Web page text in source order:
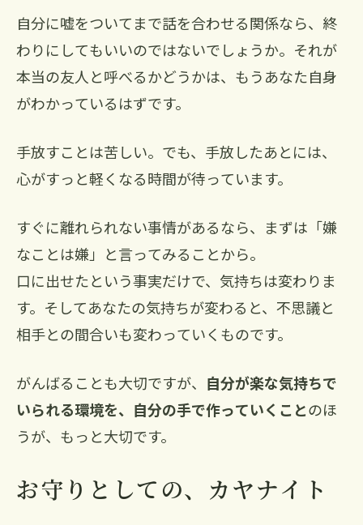
自分に嘘をついてまで話を合わせる関係なら、終
わりにしてもいいのではないでしょうか。それが
本当の友人と呼べるかどうかは、もうあなた自身
がわかっているはずです。
手放すことは苦しい。でも、手放したあとには、
心がすっと軽くなる時間が待っています。
すぐに離れられない事情があるなら、まずは「嫌
なことは嫌」と言ってみることから。
口に出せたという事実だけで、気持ちは変わりま
す。そしてあなたの気持ちが変わると、不思議と
相手との間合いも変わっていくものです。
がんばることも大切ですが、 自分が楽な気持ちで
いられる環境を、自分の手で作っていくことのほ
うが、もっと大切です。
お守りとしての、カヤナイト